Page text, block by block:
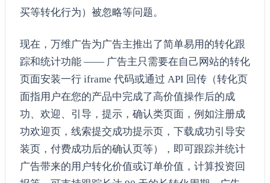
买等转化行为）被忽略等问题。
现在，万维广告为广告主推出了简单易用的转化跟
踪和统计功能 —— 广告主只需要在自己网站的转化
页面安装一行 iframe 代码或通过 API 回传（转化页
面指用户在您的产品中完成了高价值操作后的成
功、欢迎、引导，提示，确认类页面，例如注册成
功欢迎页，线索提交成功提示页，下载成功引导安
装页，付费成功后的确认页等），即可跟踪并统计
广告带来的用户转化价值或订单价值，计算投资回